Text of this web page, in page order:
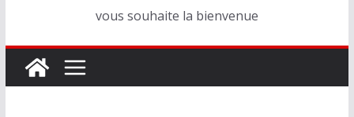
vous souhaite la bienvenue